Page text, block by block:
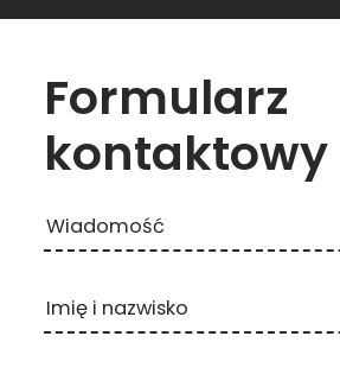
Formularz
kontaktowy
Wiadomość
Imię i nazwisko